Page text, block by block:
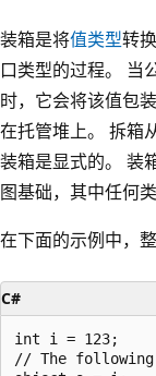
装箱是将值类型转
口类型的过程。 当
时，它会将该值包
在托管堆上。 拆箱
装箱是显式的。 装
图基础，其中任何
在下面的示例中，
C#
int i = 123;
// The